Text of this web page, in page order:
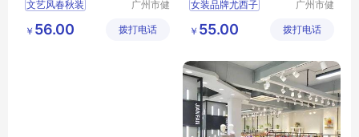
文艺风春秋装
素言品牌撤柜女装
广州市健
限公司
￥ 56.00 拨打电话
女装品牌尤西子
杭州休闲原创
广州市健
限公司
￥ 55.00 拨打电话